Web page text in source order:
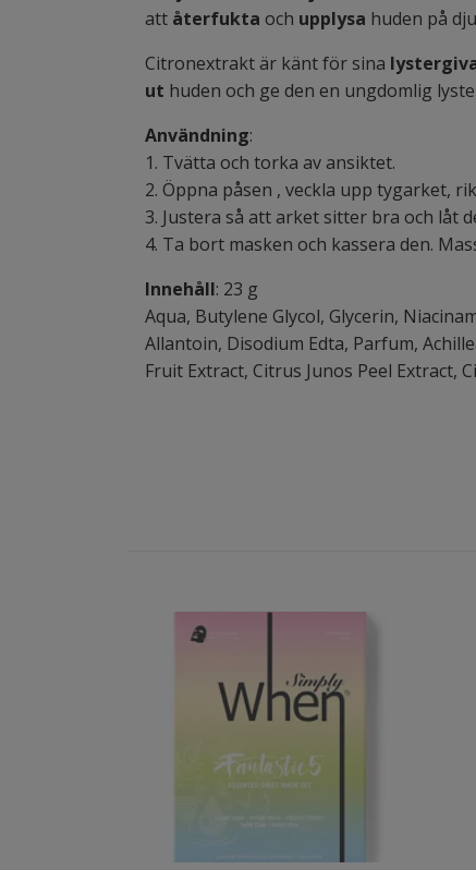
att återfukta och upplysa huden på
Citronextrakt är känt för sina
ut huden och ge den en ungdomlig
Användning:
1. Tvätta och torka av ansiktet.
2. Öppna påsen , veckla upp tygarket,
3. Justera så att arket sitter bra och låt
4. Ta bort masken och kassera den.
Innehåll: 23 g
Aqua, Butylene Glycol, Glycerin,
Allantoin, Disodium Edta, Parfum,
Fruit Extract, Citrus Junos Peel Extract,